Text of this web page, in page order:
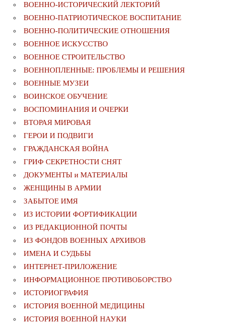
ВОЕННО-ИСТОРИЧЕСКИЙ ЛЕКТОРИЙ
ВОЕННО-ПАТРИОТИЧЕСКОЕ ВОСПИТАНИЕ
ВОЕННО-ПОЛИТИЧЕСКИE ОТНОШЕНИЯ
ВОЕННОЕ ИСКУССТВО
ВОЕННОЕ СТРОИТЕЛЬСТВО
ВОЕННОПЛЕННЫЕ: ПРОБЛЕМЫ И РЕШЕНИЯ
ВОЕННЫЕ МУЗЕИ
ВОИНСКОЕ ОБУЧЕНИЕ
ВОСПОМИНАНИЯ И ОЧЕРКИ
ВТОРАЯ МИРОВАЯ
ГЕРОИ И ПОДВИГИ
ГРАЖДАНСКАЯ ВОЙНА
ГРИФ СЕКРЕТНОСТИ СНЯТ
ДОКУМЕНТЫ и МАТЕРИАЛЫ
ЖЕНЩИНЫ В АРМИИ
ЗАБЫТОЕ ИМЯ
ИЗ ИСТОРИИ ФОРТИФИКАЦИИ
ИЗ РЕДАКЦИОННОЙ ПОЧТЫ
ИЗ ФОНДОВ ВОЕННЫХ АРХИВОВ
ИМЕНА И СУДЬБЫ
ИНТЕРНЕТ-ПРИЛОЖЕНИЕ
ИНФОРМАЦИОННОЕ ПРОТИВОБОРСТВО
ИСТОРИОГРАФИЯ
ИСТОРИЯ ВОЕННОЙ МЕДИЦИНЫ
ИСТОРИЯ ВОЕННОЙ НАУКИ